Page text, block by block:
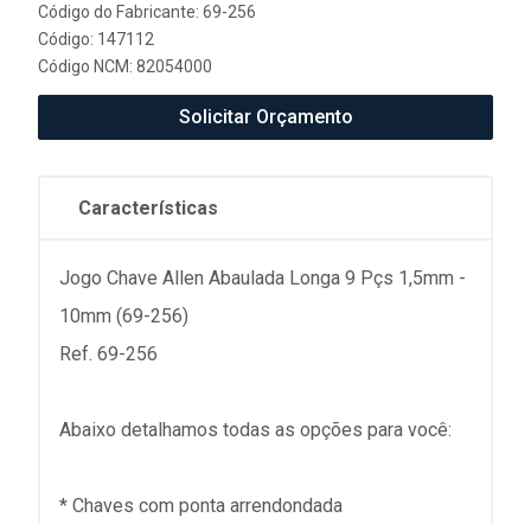
Código do Fabricante: 69-256
Código: 147112
Código NCM: 82054000
Solicitar Orçamento
Características
Jogo Chave Allen Abaulada Longa 9 Pçs 1,5mm -
10mm (69-256)
Ref. 69-256
Abaixo detalhamos todas as opções para você:
* Chaves com ponta arrendondada